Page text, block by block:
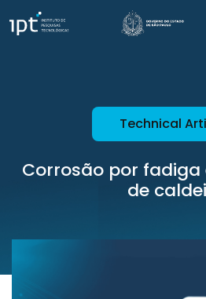
Technical
Corrosão por
de